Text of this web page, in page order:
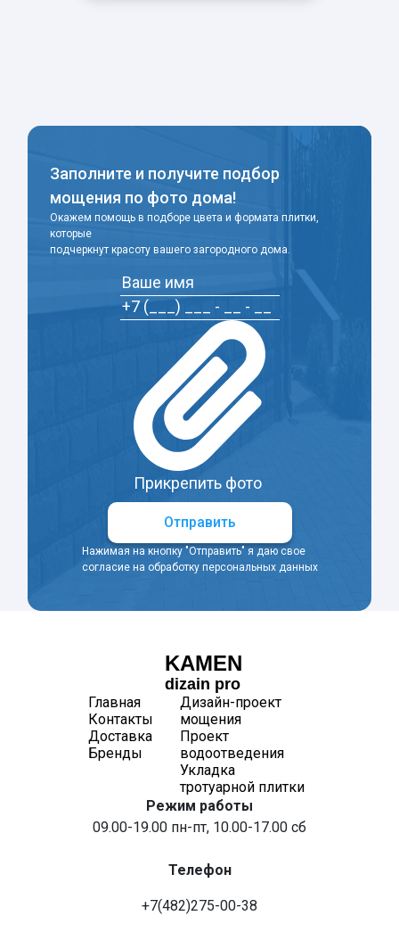
Заполните и получите подбор
мощения по фото дома!
Окажем помощь в подборе цвета и формата плитки,
которые
подчеркнут красоту вашего загородного дома.
Прикрепить фото
Отправить
Нажимая на кнопку "Отправить" я даю свое
согласие на обработку персональных данных
KAMEN
dizain pro
Главная
Контакты
Доставка
Бренды
Дизайн-проект
мощения
Проект
водоотведения
Укладка
тротуарной плитки
Режим работы
09.00-19.00 пн-пт, 10.00-17.00 сб
Телефон
+7(482)275-00-38